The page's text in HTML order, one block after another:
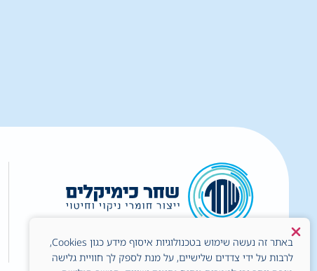
באתר זה נעשה שימוש בטכנולוגיות איסוף מידע כגון Cookies,
לרבות על ידי צדדים שלישיים, על מנת לספק לך חוויית גלישה